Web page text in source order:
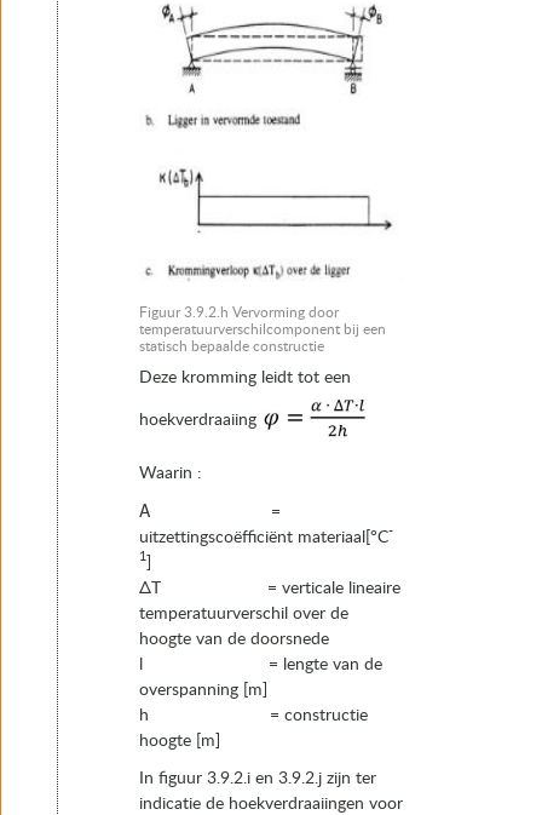
Figuur 3.9.2.h Vervorming door
temperatuurverschilcomponent bij een
statisch bepaalde constructie
Deze kromming leidt tot een
hoekverdraaiing
Waarin :
Α =
uitzettingscoëfficiënt materiaal[°C-
1
ΔT = verticale lineaire
temperatuurverschil over de
hoogte van de doorsnede
l = lengte van de
overspanning [m]
h = constructie
hoogte [m]
In figuur 3.9.2.i en 3.9.2.j zijn ter
indicatie de hoekverdraaiingen voor